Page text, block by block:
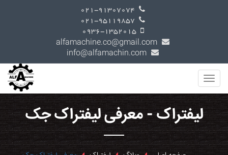
لیفتراک - معرفی لیفتراک جک